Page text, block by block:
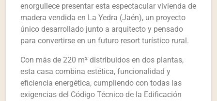
enorgullece presentar esta espectacular vivienda de
madera vendida en La Yedra (Jaén), un proyecto
único desarrollado junto a arquitecto y pensado
para convertirse en un futuro resort turístico rural.
Con más de 220 m² distribuidos en dos plantas,
esta casa combina estética, funcionalidad y
eficiencia energética, cumpliendo con todas las
exigencias del Código Técnico de la Edificación